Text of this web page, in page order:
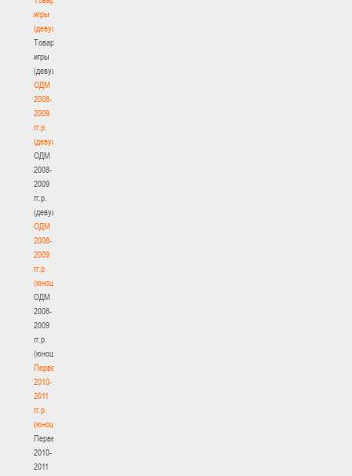
игры
(девушки)
Товарищеские
игры
(девушки)
ОДМ
2008-
2009
гг.р.
(девушки)
ОДМ
2008-
2009
гг.р.
(девушки)
ОДМ
2008-
2009
гг.р.
(юноши)
ОДМ
2008-
2009
гг.р.
(юноши)
Первенство
2010-
2011
гг.р.
(юноши)
Первенство
2010-
2011